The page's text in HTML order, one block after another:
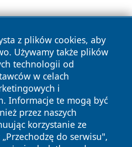
z plików cookies, aby
Używamy także plików
technologii od
w celach
i
Informacje te mogą być
przez naszych
korzystanie ze
do serwisu",
Wszystkie prawa
Polityka
Cookies